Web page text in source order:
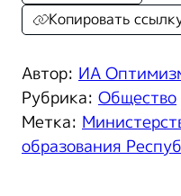
Автор: ИА
Рубрика: Общество
Метка:
образования
Копировать